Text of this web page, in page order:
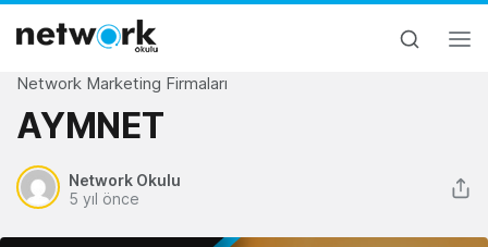
Network Marketing Firmaları
AYMNET
Network Okulu
5 yıl önce